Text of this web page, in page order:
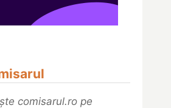
comisarul.ro pe